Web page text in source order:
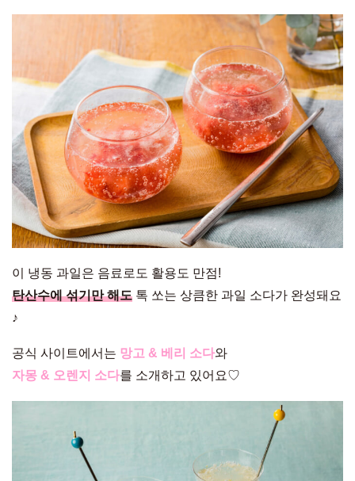
이 냉동 과일은 음료로도 활용도 만점!
탄산수에 섞기만 해도 톡 쏘는 상큼한 과일 소다가 완성돼요
♪
공식 사이트에서는 망고 & 베리 소다와
자몽 & 오렌지 소다를 소개하고 있어요♡